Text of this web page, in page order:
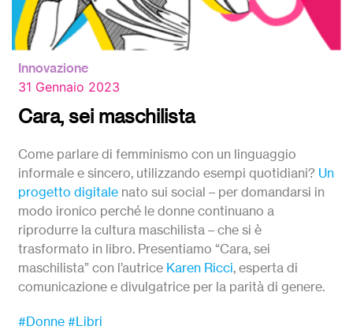
Innovazione
31 Gennaio 2023
Cara, sei maschilista
Come parlare di femminismo con un linguaggio
informale e sincero, utilizzando esempi quotidiani? Un
progetto digitale nato sui social – per domandarsi in
modo ironico perché le donne continuano a
riprodurre la cultura maschilista – che si è
trasformato in libro. Presentiamo “Cara, sei
maschilista” con l’autrice Karen Ricci, esperta di
comunicazione e divulgatrice per la parità di genere.
#Donne #Libri